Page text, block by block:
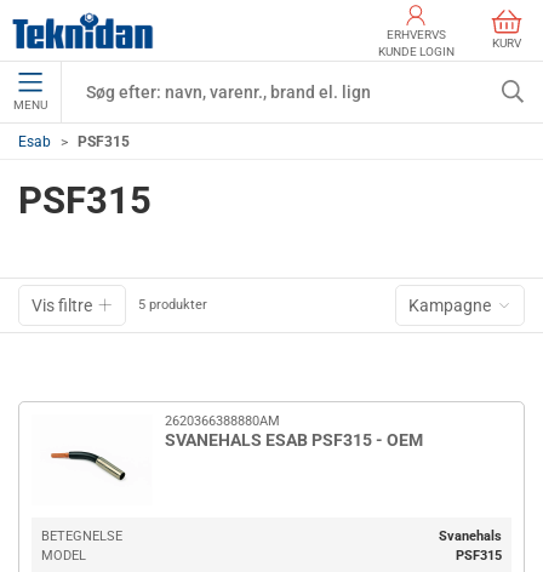
ERHVERVS
KUNDE LOGIN
KURV
MENU
Esab PSF315
PSF315
Vis filtre 5 produkter Kampagne
2620366388880AM
SVANEHALS ESAB PSF315 - OEM
BETEGNELSE
Svanehals
MODEL
PSF315